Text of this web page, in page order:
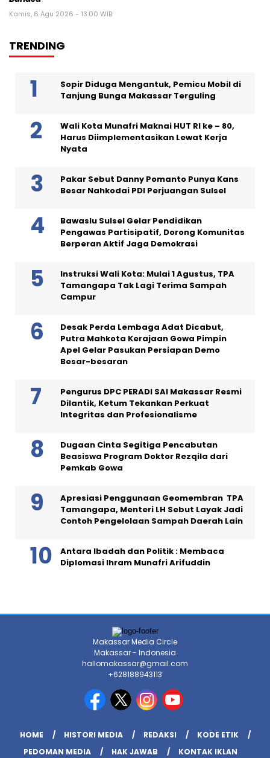
Kamis, 6 Agu 2026 - 13:00 WIB
TRENDING
Sopir Diduga Mengantuk, Pemicu Mobil di
Tanjung Bunga Makassar Terguling
Wali Kota Munafri Maknai HUT RI ke – 80,
Harus Diimplementasikan Lewat Kerja
Nyata
Pakar Sebut Danny Pomanto Punya Kans
Besar Nahkodai PDI Perjuangan Sulsel
Bawaslu Sulsel Gelar Pendidikan
Pengawas Partisipatif, Dorong Komunitas
Berperan Aktif Jaga Demokrasi
Instruksi Wali Kota: Mulai 1 Agustus, TPA
Tamangapa Tak Lagi Terima Sampah
Campur
Desak Perda Lembaga Adat Dicabut,
Putra Mahkota Kerajaan Gowa Pimpin
Apel Gelar Pasukan Persiapan Demo
Besar-besaran
Pengurus DPC PERADI SAI Makassar Resmi
Dilantik, Ketum Tekankan Perkuat
Integritas dan Profesionalisme
Dugaan Cinta Segitiga Pencabutan
Beasiswa Program Doktor Rezqila dari
Pemkab Gowa
Apresiasi Penggunaan Geomembran TPA
Tamangapa, Menteri LH Sebut Layak Jadi
Contoh Pengelolaan Sampah Daerah Lain
Antara Ibadah dan Politik : Membaca
Diplomasi Ihram Munafri Arifuddin
Makassar Media Circle
Makassar - Indonesia
hallomakassar@gmail.com
+628188943113
HOME HISTORI MEDIA REDAKSI
KODE ETIK
PEDOMAN MEDIA
HAK JAWAB KONTAK IKLAN